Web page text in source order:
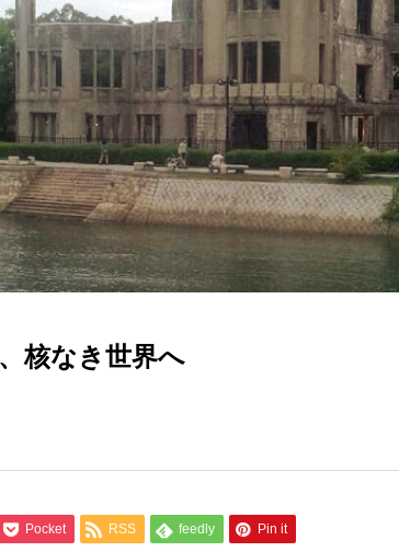
核なき世界へ
Pocket RSS feedly Pin it